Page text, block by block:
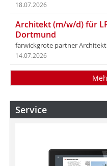
18.07.2026
Architekt (m/w/d) für
Dortmund
farwickgrote partner
14.07.2026
Service